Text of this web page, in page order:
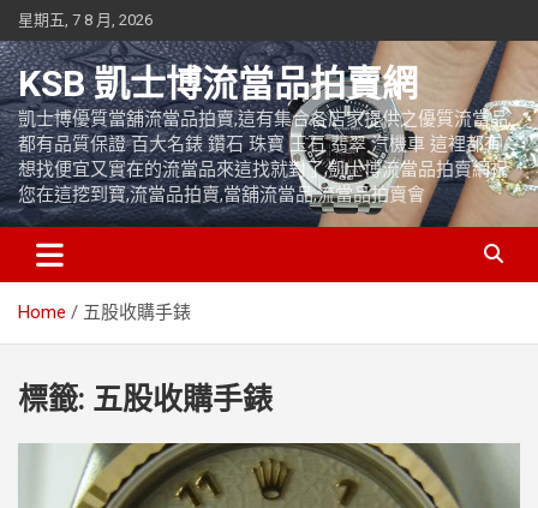
Skip
to
content
星期五, 7 8 月, 2026
KSB 凱士博流當品拍賣網
凱士博優質當舖流當品拍賣,這有集合各店家提供之優質流當品,
都有品質保證 百大名錶 鑽石 珠寶 玉石 翡翠 汽機車 這裡都有
想找便宜又實在的流當品來這找就對了,凱士博流當品拍賣網祝
您在這挖到寶,流當品拍賣,當舖流當品,流當品拍賣會
Home 五股收購手錶
標籤: 五股收購手錶